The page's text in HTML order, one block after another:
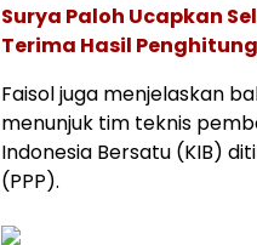
Surya Paloh Ucapkan
Terima Hasil
Faisol juga menjelaskan
menunjuk tim teknis
Indonesia Bersatu (KIB)
(PPP).